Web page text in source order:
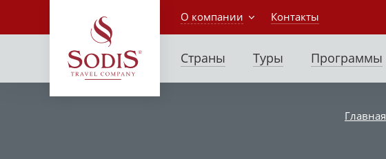
О компании Контакты
Страны Туры Программы
Главная